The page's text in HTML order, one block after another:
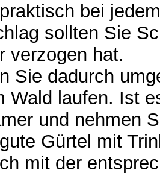
bei
sollten Sie
verzogen hat.
Sie dadurch
Wald laufen. Ist
und nehmen
Gürtel mit
mit der